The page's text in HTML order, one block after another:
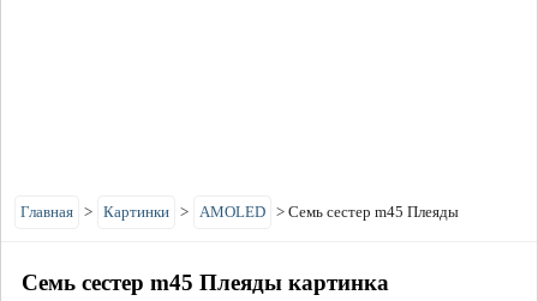
Главная > Картинки > AMOLED > Семь сестер m45 Плеяды
Семь сестер m45 Плеяды картинка